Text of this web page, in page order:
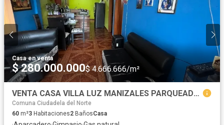
Casa·en venta
$ 280.000.000$ 4.666.666/m²
VENTA CASA VILLA LUZ MANIZALES PARQUEADERO | CASA DE 3 HABITACIONES
Comuna Ciudadela del Norte
60 m²3 Habitaciones2 BañosCasa